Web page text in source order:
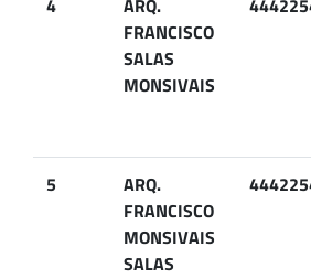
4
ARQ.
FRANCISCO
SALAS
MONSIVAIS
5
ARQ.
FRANCISCO
MONSIVAIS
SALAS